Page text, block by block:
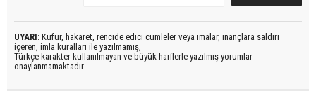
UYARI: Küfür, hakaret, rencide edici cümleler veya imalar, inançlara saldırı
içeren, imla kuralları ile yazılmamış,
Türkçe karakter kullanılmayan ve büyük harflerle yazılmış yorumlar
onaylanmamaktadır.